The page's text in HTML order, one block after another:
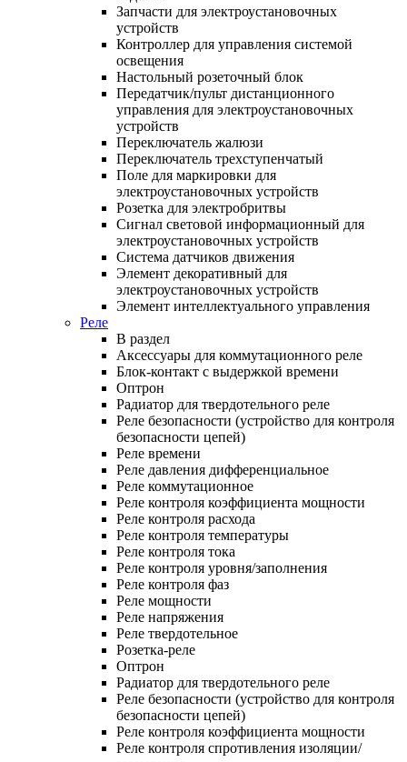
Запчасти для электроустановочных
устройств
Контроллер для управления системой
освещения
Настольный розеточный блок
Передатчик/пульт дистанционного
управления для электроустановочных
устройств
Переключатель жалюзи
Переключатель трехступенчатый
Поле для маркировки для
электроустановочных устройств
Розетка для электробритвы
Сигнал световой информационный для
электроустановочных устройств
Система датчиков движения
Элемент декоративный для
электроустановочных устройств
Элемент интеллектуального управления
Реле
В раздел
Аксессуары для коммутационного реле
Блок-контакт с выдержкой времени
Оптрон
Радиатор для твердотельного реле
Реле безопасности (устройство для контроля
безопасности цепей)
Реле времени
Реле давления дифференциальное
Реле коммутационное
Реле контроля коэффициента мощности
Реле контроля расхода
Реле контроля температуры
Реле контроля тока
Реле контроля уровня/заполнения
Реле контроля фаз
Реле мощности
Реле напряжения
Реле твердотельное
Розетка-реле
Оптрон
Радиатор для твердотельного реле
Реле безопасности (устройство для контроля
безопасности цепей)
Реле контроля коэффициента мощности
Реле контроля спротивления изоляции/